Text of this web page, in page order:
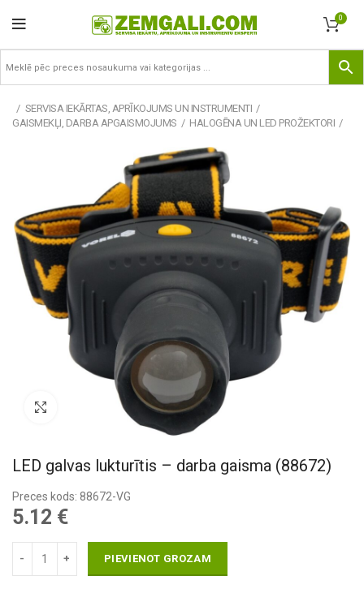
0
SERVISA IEKĀRTAS, APRĪKOJUMS UN INSTRUMENTI
GAISMEKĻI, DARBA APGAISMOJUMS
HALOGĒNA UN LED PROŽEKTORI
LED galvas lukturītis – darba gaisma (88672)
Preces kods: 88672-VG
5.12 €
PIEVIENOT GROZAM